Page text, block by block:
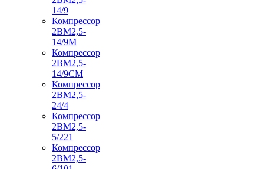
14/9
Компрессор
2ВМ2,5-
14/9М
Компрессор
2ВМ2,5-
14/9СМ
Компрессор
2ВМ2,5-
24/4
Компрессор
2ВМ2,5-
5/221
Компрессор
2ВМ2,5-